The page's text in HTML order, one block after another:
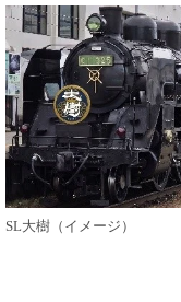
SL大樹（イメージ）